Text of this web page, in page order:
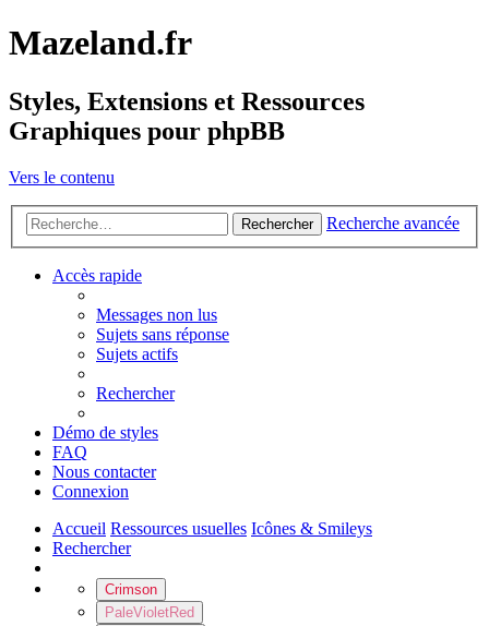
Mazeland.fr
Styles, Extensions et Ressources
Graphiques pour phpBB
Vers le contenu
Rechercher Recherche avancée
Accès rapide
Messages non lus
Sujets sans réponse
Sujets actifs
Rechercher
Démo de styles
FAQ
Nous contacter
Connexion
Accueil Ressources usuelles Icônes & Smileys
Rechercher
Crimson
PaleVioletRed